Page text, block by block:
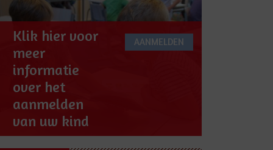
Klik hier voor
meer
informatie
over het
aanmelden
van uw kind
AANMELDEN